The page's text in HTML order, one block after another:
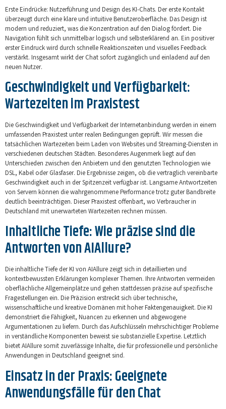
Erste Eindrücke: Nutzerführung und Design des KI-Chats. Der erste Kontakt
überzeugt durch eine klare und intuitive Benutzeroberfläche. Das Design ist
modern und reduziert, was die Konzentration auf den Dialog fördert. Die
Navigation fühlt sich unmittelbar logisch und selbsterklärend an. Ein positiver
erster Eindruck wird durch schnelle Reaktionszeiten und visuelles Feedback
verstärkt. Insgesamt wirkt der Chat sofort zugänglich und einladend auf den
neuen Nutzer.
Geschwindigkeit und Verfügbarkeit:
Wartezeiten im Praxistest
Die Geschwindigkeit und Verfügbarkeit der Internetanbindung werden in einem
umfassenden Praxistest unter realen Bedingungen geprüft. Wir messen die
tatsächlichen Wartezeiten beim Laden von Websites und Streaming-Diensten in
verschiedenen deutschen Städten. Besonderes Augenmerk liegt auf den
Unterschieden zwischen den Anbietern und den genutzten Technologien wie
DSL, Kabel oder Glasfaser. Die Ergebnisse zeigen, ob die vertraglich vereinbarte
Geschwindigkeit auch in der Spitzenzeit verfügbar ist. Langsame Antwortzeiten
von Servern können die wahrgenommene Performance trotz guter Bandbreite
deutlich beeinträchtigen. Dieser Praxistest offenbart, wo Verbraucher in
Deutschland mit unerwarteten Wartezeiten rechnen müssen.
Inhaltliche Tiefe: Wie präzise sind die
Antworten von AIAllure?
Die inhaltliche Tiefe der KI von AIAllure zeigt sich in detaillierten und
kontextbewussten Erklärungen komplexer Themen. Ihre Antworten vermeiden
oberflächliche Allgemeinplätze und gehen stattdessen präzise auf spezifische
Fragestellungen ein. Die Präzision erstreckt sich über technische,
wissenschaftliche und kreative Domänen mit hoher Faktengenauigkeit. Die KI
demonstriert die Fähigkeit, Nuancen zu erkennen und abgewogene
Argumentationen zu liefern. Durch das Aufschlüsseln mehrschichtiger Probleme
in verständliche Komponenten beweist sie substanzielle Expertise. Letztlich
bietet AIAllure somit zuverlässige Inhalte, die für professionelle und persönliche
Anwendungen in Deutschland geeignet sind.
Einsatz in der Praxis: Geeignete
Anwendungsfälle für den Chat